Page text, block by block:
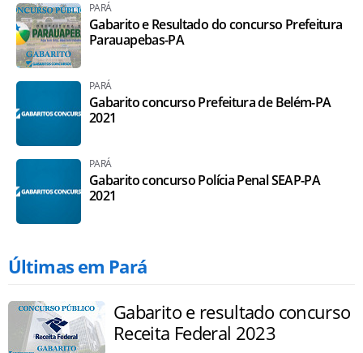
PARÁ
Gabarito e Resultado do concurso Prefeitura
Parauapebas-PA
PARÁ
Gabarito concurso Prefeitura de Belém-PA
2021
PARÁ
Gabarito concurso Polícia Penal SEAP-PA
2021
Últimas em Pará
Gabarito e resultado concurso
Receita Federal 2023